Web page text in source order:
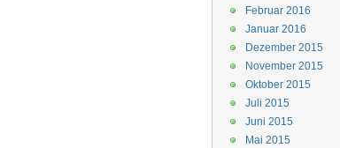
Februar 2016
Januar 2016
Dezember 2015
November 2015
Oktober 2015
Juli 2015
Juni 2015
Mai 2015